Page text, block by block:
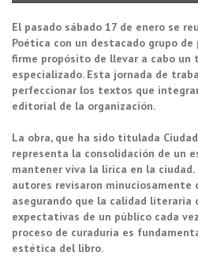
El pasado sábado 17 de enero se
Poética con un destacado grupo
firme propósito de llevar a cabo un
especializado. Esta jornada de
perfeccionar los textos que
editorial de la organización.
La obra, que ha sido titulada
representa la consolidación de un
mantener viva la lírica en la
autores revisaron minuciosamente
asegurando que la calidad literaria
expectativas de un público cada
proceso de curaduría es
estética del libro.